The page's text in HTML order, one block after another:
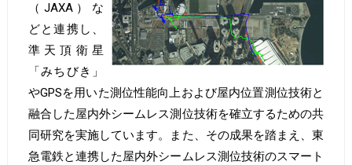
（JAXA）な
どと連携し、
準天頂衛星
「みちびき」
やGPSを用いた測位性能向上および屋内位置測位技術と
融合した屋内外シームレス測位技術を確立するための共
同研究を実施しています。また、その成果を踏まえ、東
急電鉄と連携した屋内外シームレス測位技術のスマート